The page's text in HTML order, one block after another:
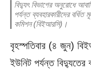
বিদ্যুৎ বিভাগের অনুরোধে
পর্যন্ত ব্যবহারকারীদের বর্ধিত
কমিশন (বিইআরসি)।
বৃহস্পতিবার (৪ জুন)
ইউনিট পর্যন্ত বিদ্যুতের